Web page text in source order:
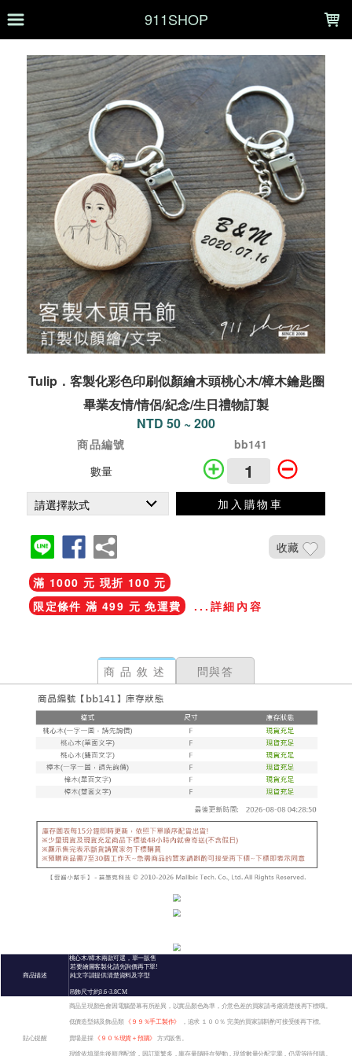
911SHOP
Tulip．客製化彩色印刷似顏繪木頭桃心木/樟木鑰匙圈
畢業友情/情侶/紀念/生日禮物訂製
NTD 50 ~ 200
商品編號
bb141
數量
加入購物車
收藏
滿 1000 元 現折 100 元
限定條件 滿 499 元 免運費
...詳細內容
商品敘述 問與答